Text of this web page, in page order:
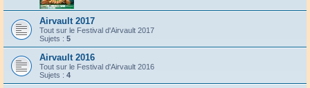
Airvault 2017
Tout sur le Festival d'Airvault 2017
Sujets : 5
Airvault 2016
Tout sur le Festival d'Airvault 2016
Sujets : 4